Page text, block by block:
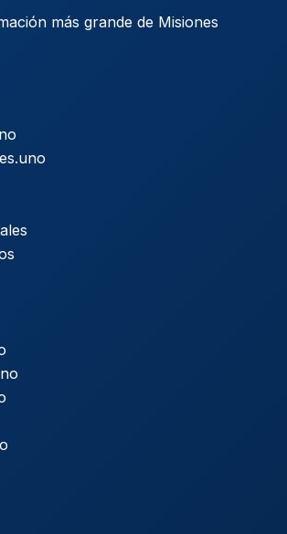
más grande de Misiones